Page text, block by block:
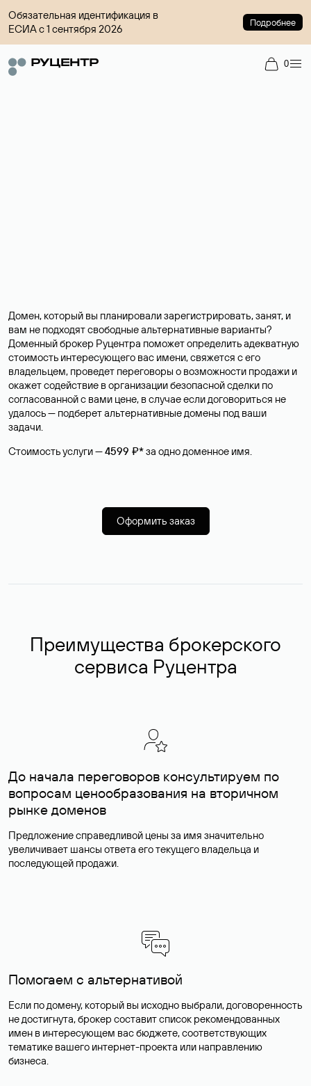
Обязательная идентификация в
ЕСИА с 1 сентября 2026
Подробнее
0
Домен, который вы планировали зарегистрировать, занят, и
вам не подходят свободные альтернативные варианты?
Доменный брокер Руцентра поможет определить адекватную
стоимость интересующего вас имени, свяжется с его
владельцем, проведет переговоры о возможности продажи и
окажет содействие в организации безопасной сделки по
согласованной с вами цене, в случае если договориться не
удалось — подберет альтернативные домены под ваши
задачи.
Стоимость услуги —4599 ₽*за одно доменное имя.
Оформить заказ
Преимущества брокерского
сервиса Руцентра
До начала переговоров консультируем по
вопросам ценообразования на вторичном
рынке доменов
Предложение справедливой цены за имя значительно
увеличивает шансы ответа его текущего владельца и
последующей продажи.
Помогаем с альтернативой
Если по домену, который вы исходно выбрали, договоренность
не достигнута, брокер составит список рекомендованных
имен в интересующем вас бюджете, соответствующих
тематике вашего интернет-проекта или направлению
бизнеса.